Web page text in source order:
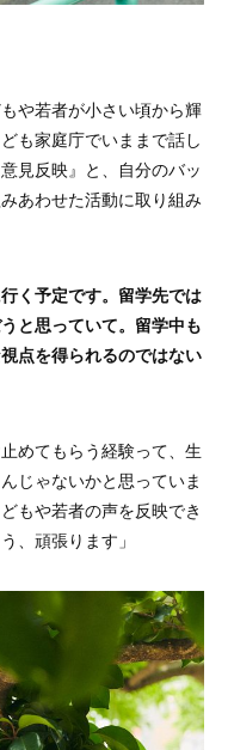
や若者が小さい頃から輝
も家庭庁でいままで話し
見反映』と、自分のバッ
あわせた活動に取り組み
く予定です。留学先では
と思っていて。留学中も
点を得られるのではない
めてもらう経験って、生
じゃないかと思っていま
もや若者の声を反映でき
、頑張ります」